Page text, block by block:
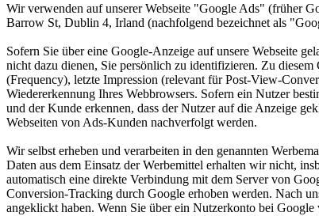
Wir verwenden auf unserer Webseite "Google Ads" (früher
Barrow St, Dublin 4, Irland (nachfolgend bezeichnet als
Sofern Sie über eine Google-Anzeige auf unsere Webseite
nicht dazu dienen, Sie persönlich zu identifizieren. Zu
(Frequency), letzte Impression (relevant für Post-View-
Wiedererkennung Ihres Webbrowsers. Sofern ein Nutzer
und der Kunde erkennen, dass der Nutzer auf die Anzeige
Webseiten von Ads-Kunden nachverfolgt werden.
Wir selbst erheben und verarbeiten in den genannten
Daten aus dem Einsatz der Werbemittel erhalten wir nicht,
automatisch eine direkte Verbindung mit dem Server von
Conversion-Tracking durch Google erhoben werden. Nach
angeklickt haben. Wenn Sie über ein Nutzerkonto bei